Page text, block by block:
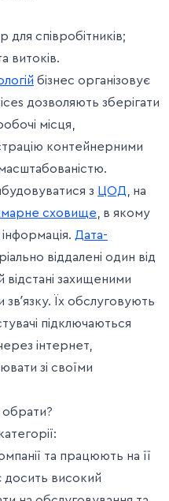
для співробітників;
витоків.
бізнес організовує
дозволяють зберігати
місця,
контейнерними
з ЦОД, на
сховище, в якому
Дата-
віддалені один від
відстані захищеними
Їх обслуговують
підключаються
інтернет,
зі своїми
та працюють на її
досить високий